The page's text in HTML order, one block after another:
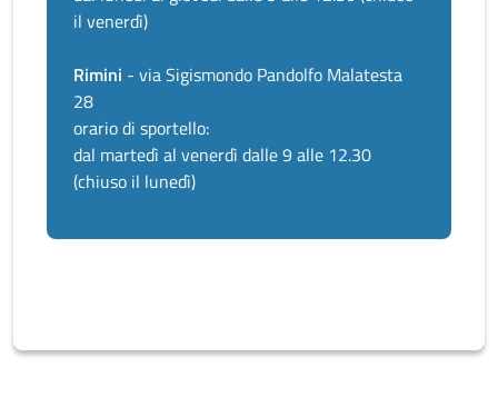
il venerdì)
Rimini - via Sigismondo Pandolfo Malatesta
28
orario di sportello:
dal martedì al venerdì dalle 9 alle 12.30
(chiuso il lunedì)